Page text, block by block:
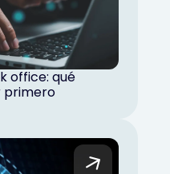
office: qué
primero